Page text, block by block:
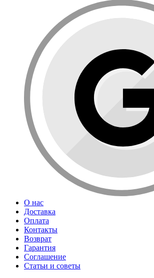
О нас
Доставка
Оплата
Контакты
Возврат
Гарантия
Соглашение
Статьи и советы